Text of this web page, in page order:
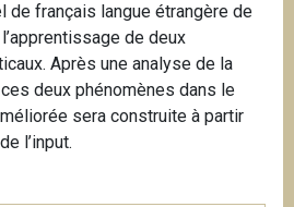
de français langue étrangère de
de deux
Après une analyse de la
deux phénomènes dans le
sera construite à partir
l’input.